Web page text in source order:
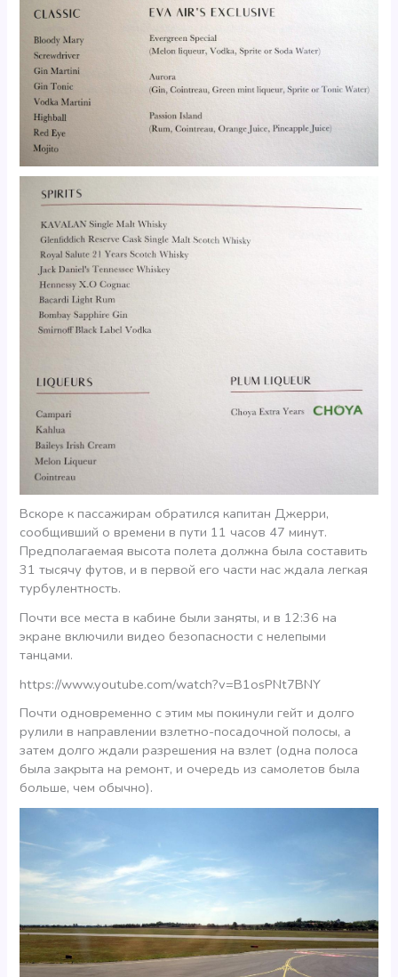
Вскоре к пассажирам обратился капитан Джерри,
сообщивший о времени в пути 11 часов 47 минут.
Предполагаемая высота полета должна была составить
31 тысячу футов, и в первой его части нас ждала легкая
турбулентность.
Почти все места в кабине были заняты, и в 12:36 на
экране включили видео безопасности с нелепыми
танцами.
https://www.youtube.com/watch?v=B1osPNt7BNY
Почти одновременно с этим мы покинули гейт и долго
рулили в направлении взлетно-посадочной полосы, а
затем долго ждали разрешения на взлет (одна полоса
была закрыта на ремонт, и очередь из самолетов была
больше, чем обычно).